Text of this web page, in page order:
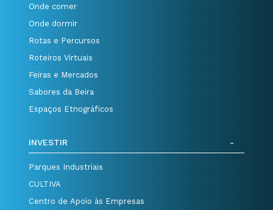
Onde comer
Onde dormir
Rotas e Percursos
Roteiros Virtuais
Feiras e Mercados
Sabores da Beira
Espaços Etnográficos
INVESTIR
Parques Industriais
CULTIVA
Centro de Apoio às Empresas